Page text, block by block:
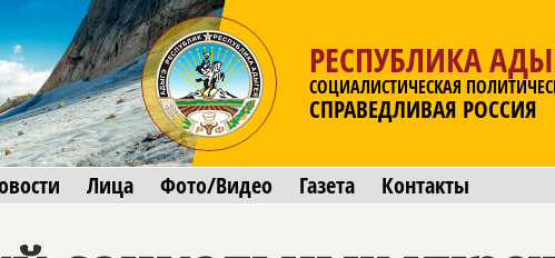
РЕСПУБЛИКА
СОЦИАЛИСТИЧЕСКАЯ
СПРАВЕДЛИВАЯ РОССИЯ
Лица Фото/Видео Газета Контакты